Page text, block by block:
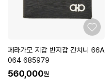
페라가모 지갑 반지갑 간치니 66A
064 685979
560,000원